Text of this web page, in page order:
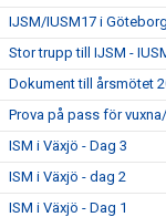
IJSM/IUSM17 i
Stor trupp till IJSM -
Dokument till årsmötet
Prova på pass för
ISM i Växjö - Dag 3
ISM i Växjö - dag 2
ISM i Växjö - Dag 1